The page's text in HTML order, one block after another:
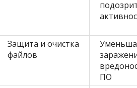
Защита и очистка
файлов
ПО